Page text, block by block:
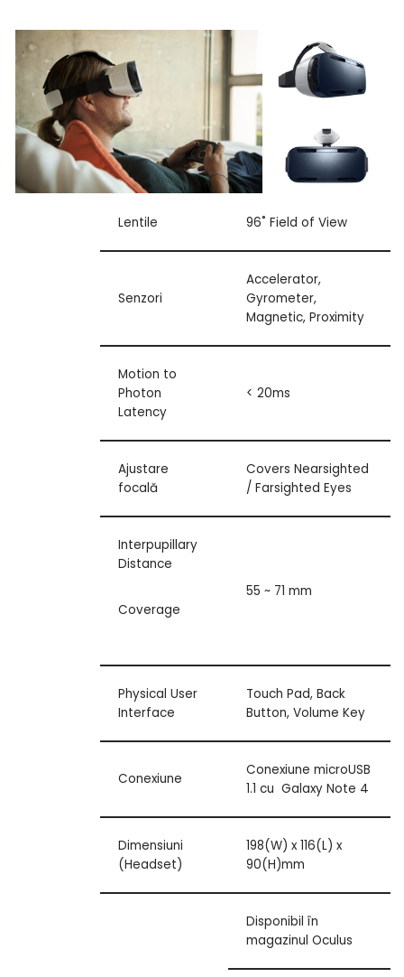
Lentile 96˚ Field of View
Senzori
Accelerator,
Gyrometer,
Magnetic, Proximity
Motion to
Photon
Latency
< 20ms
Ajustare
focală
Covers Nearsighted
/ Farsighted Eyes
Interpupillary
Distance
Coverage
55 ~ 71 mm
Physical User
Interface
Touch Pad, Back
Button, Volume Key
Conexiune
Conexiune microUSB
1.1 cu Galaxy Note 4
Dimensiuni
(Headset)
198(W) x 116(L) x
90(H)mm
Disponibil în
magazinul Oculus